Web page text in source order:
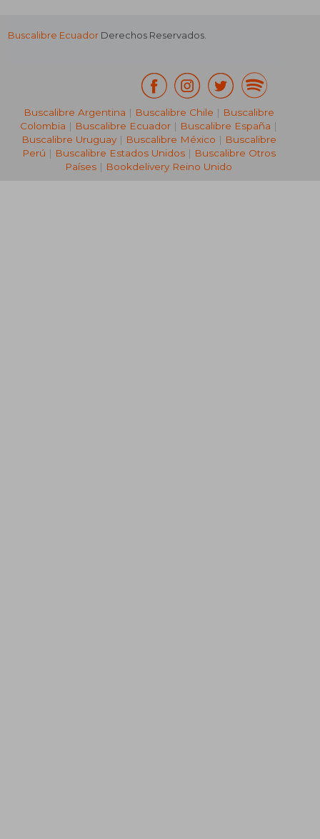
Buscalibre Ecuador Derechos Reservados.
Buscalibre Argentina | Buscalibre Chile | Buscalibre
Colombia | Buscalibre Ecuador | Buscalibre España |
Buscalibre Uruguay| Buscalibre México | Buscalibre
Perú | Buscalibre Estados Unidos| Buscalibre Otros
Países | Bookdelivery Reino Unido